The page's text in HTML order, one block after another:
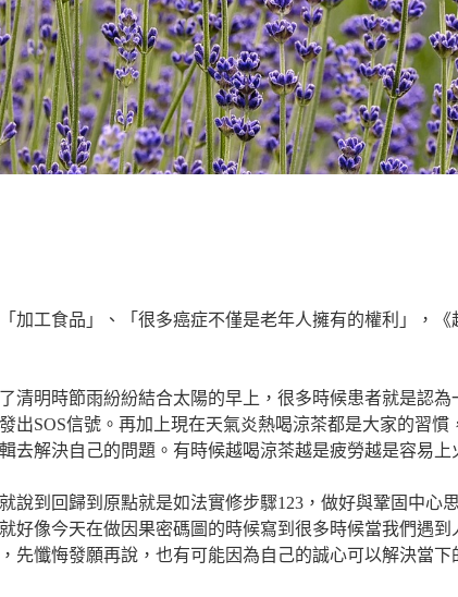
加工食品」、「很多癌症不僅是老年人擁有的權利」，
清明時節雨紛紛結合太陽的早上，很多時候患者就是認
出SOS信號。再加上現在天氣炎熱喝涼茶都是大家的習
去解決自己的問題。有時候越喝涼茶越是疲勞越是容易
說到回歸到原點就是如法實修步驟123，做好與鞏固中心
好像今天在做因果密碼圖的時候寫到很多時候當我們遇
先懺悔發願再說，也有可能因為自己的誠心可以解決當下